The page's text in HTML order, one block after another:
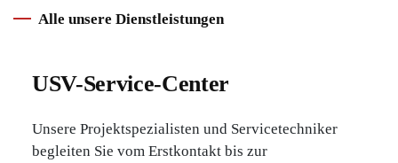
Alle unsere Dienstleistungen
USV-Service-Center
Unsere Projektspezialisten und Servicetechniker
begleiten Sie vom Erstkontakt bis zur